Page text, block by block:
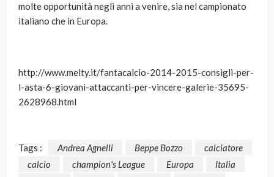
molte opportunità negli anni a venire, sia nel campionato
italiano che in Europa.
http://www.melty.it/fantacalcio-2014-2015-consigli-per-
l-asta-6-giovani-attaccanti-per-vincere-galerie-35695-
2628968.html
Tags : Andrea Agnelli Beppe Bozzo
calciatore
calcio
champion's League Europa
Italia